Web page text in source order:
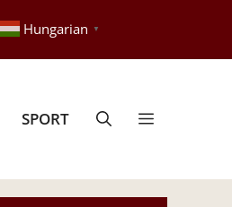
Hungarian ▼
SPORT